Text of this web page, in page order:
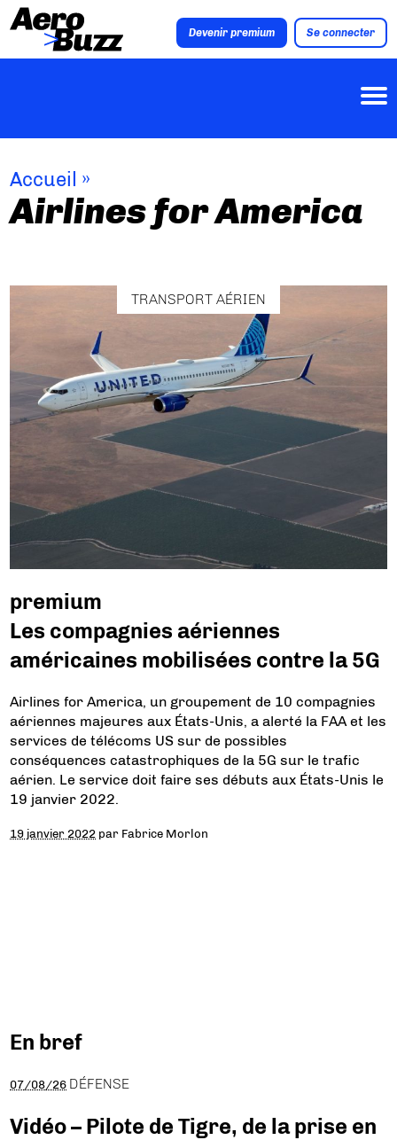
Devenir premium Se connecter
Accueil »
Airlines for America
TRANSPORT AÉRIEN
premium
Les compagnies aériennes
américaines mobilisées contre la 5G
Airlines for America, un groupement de 10 compagnies
aériennes majeures aux États-Unis, a alerté la FAA et les
services de télécoms US sur de possibles
conséquences catastrophiques de la 5G sur le trafic
aérien. Le service doit faire ses débuts aux États-Unis le
19 janvier 2022.
19 janvier 2022 par Fabrice Morlon
En bref
07/08/26 DÉFENSE
Vidéo – Pilote de Tigre, de la prise en